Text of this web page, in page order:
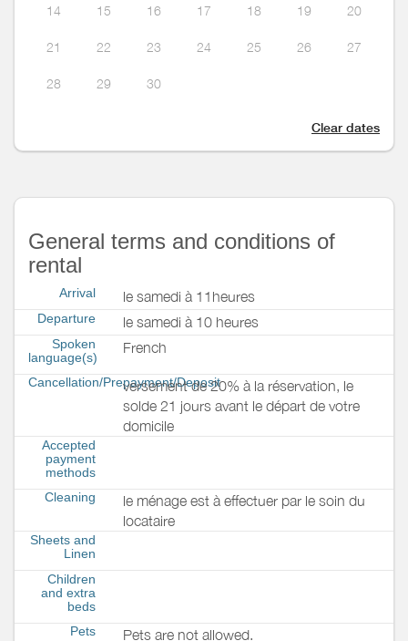
14 15 16 17 18 19 20
21 22 23 24 25 26 27
28 29 30
Clear dates
General terms and conditions of
rental
Arrival le samedi à 11heures
Departure le samedi à 10 heures
Spoken
language(s)
French
Cancellation/Prepayment/Depositversement de 20% à la réservation, le
solde 21 jours avant le départ de votre
domicile
Accepted
payment
methods
Cleaning
le ménage est à effectuer par le soin du
locataire
Sheets and
Linen
Children
and extra
beds
Pets
Pets are not allowed.